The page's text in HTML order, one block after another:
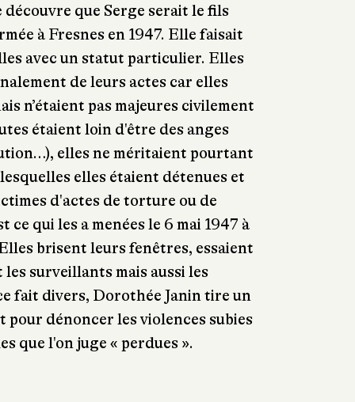
que Serge serait le fils
à Fresnes en 1947. Elle faisait
avec un statut particulier. Elles
de leurs actes car elles
n’étaient pas majeures civilement
étaient loin d'être des anges
elles ne méritaient pourtant
elles étaient détenues et
d'actes de torture ou de
ce qui les a menées le 6 mai 1947 à
brisent leurs fenêtres, essaient
surveillants mais aussi les
fait divers, Dorothée Janin tire un
pour dénoncer les violences subies
que l'on juge « perdues ».